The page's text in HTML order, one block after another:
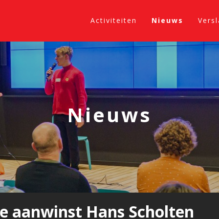
Activiteiten Nieuws
Nieuws
aanwinst Hans Scholten